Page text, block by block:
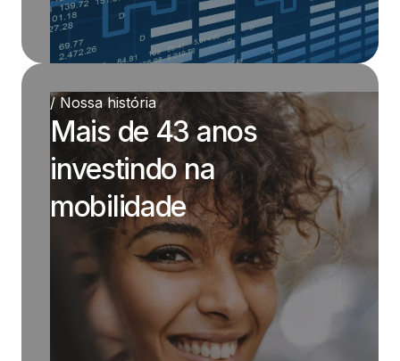
/ Nossa história
Mais de 43 anos
investindo na
mobilidade